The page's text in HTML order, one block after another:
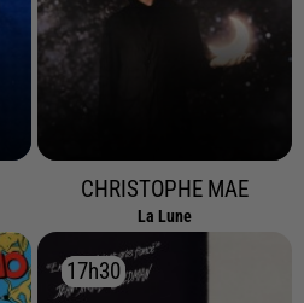
CHRISTOPHE MAE
La Lune
17h30
17h30